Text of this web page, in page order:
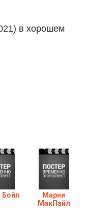
в хорошем
Бойл
Марни
МакПайл